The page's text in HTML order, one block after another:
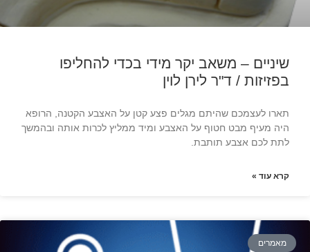
שיניים – משאב יקר מידי בכדי להחליפו
בפזיזות / ד"ר לירן לוין
תארו לעצמכם שהיתם מגלים פצע קטן על האצבע הקטנה, הרופא
היה מעיף מבט חטוף על האצבע ומיד ממליץ לכרות אותה ובהמשך
לתת לכם אצבע תותבת.
קרא עוד »
מאמרים